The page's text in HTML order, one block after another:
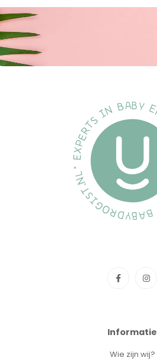
Informatie
Wie zijn wij?